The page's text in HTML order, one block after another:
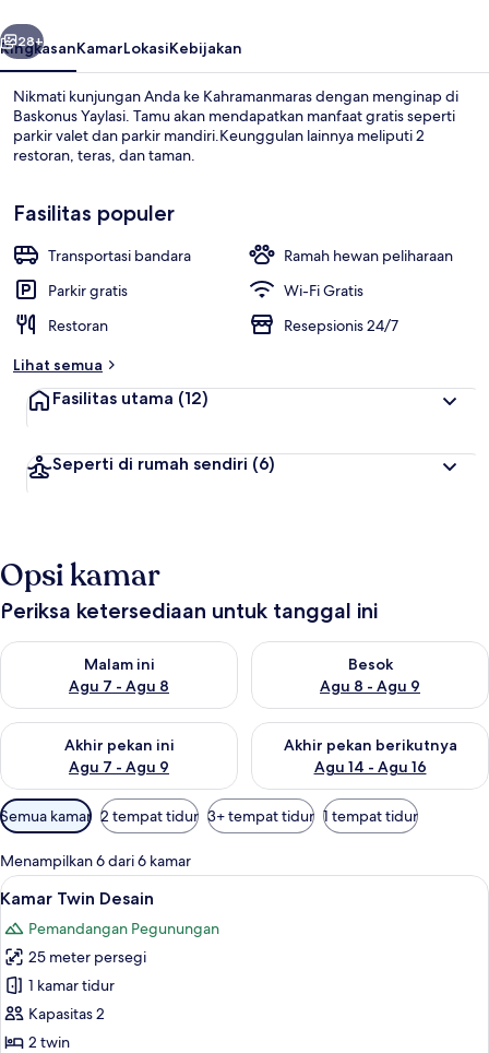
Restoran
Berikutnya
28+
RingkasanKamarLokasiKebijakan
Nikmati kunjungan Anda ke Kahramanmaras dengan menginap di
Baskonus Yaylasi. Tamu akan mendapatkan manfaat gratis seperti
parkir valet dan parkir mandiri.Keunggulan lainnya meliputi 2
restoran, teras, dan taman.
Fasilitas populer
Transportasi bandara
Ramah hewan peliharaan
Parkir gratis
Wi-Fi Gratis
Restoran
Resepsionis 24/7
Lihat semua
Fasilitas utama (12)
Seperti di rumah sendiri (6)
Opsi kamar
Periksa ketersediaan untuk tanggal ini
Malam ini
Agu 7 - Agu 8
Periksa ketersediaan untuk malam ini Agu 7 - Agu 8
Besok
Agu 8 - Agu 9
Periksa ketersediaan untuk
Akhir pekan ini
Agu 7 - Agu 9
Periksa ketersediaan untuk akhir pekan ini Agu 7 - Agu 9
Akhir pekan berikutnya
Agu 14 - Agu 16
Periksa ketersediaan untuk
Filter
tersedia
untuk
kamar
Semua kamar 2 tempat tidur 3+ tempat tidur 1 tempat tidur
Menampilkan 6 dari 6 kamar
Lihat
semua
foto
untuk
Kamar
Twin
Desain
Seprai premium, meja kerja, tirai
11
Kamar Twin Desain
Pemandangan Pegunungan
25 meter persegi
1 kamar tidur
Kapasitas 2
2 twin